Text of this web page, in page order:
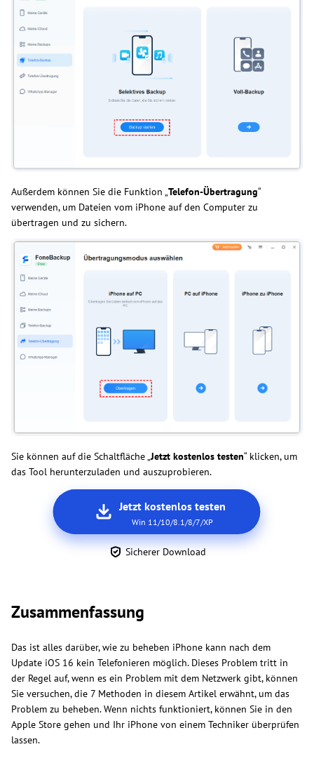
Außerdem können Sie die Funktion „Telefon-Übertragung“
verwenden, um Dateien vom iPhone auf den Computer zu
übertragen und zu sichern.
Sie können auf die Schaltfläche „Jetzt kostenlos testen“ klicken, um
das Tool herunterzuladen und auszuprobieren.
Jetzt kostenlos testen
Win 11/10/8.1/8/7/XP
Sicherer Download
Zusammenfassung
Das ist alles darüber, wie zu beheben iPhone kann nach dem
Update iOS 16 kein Telefonieren möglich. Dieses Problem tritt in
der Regel auf, wenn es ein Problem mit dem Netzwerk gibt, können
Sie versuchen, die 7 Methoden in diesem Artikel erwähnt, um das
Problem zu beheben. Wenn nichts funktioniert, können Sie in den
Apple Store gehen und Ihr iPhone von einem Techniker überprüfen
lassen.